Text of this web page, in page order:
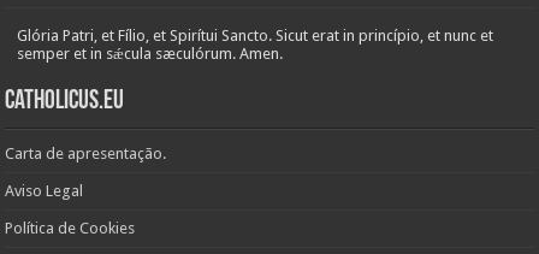
Glória Patri, et Fílio, et Spirítui Sancto. Sicut erat in princípio, et nunc et
semper et in sǽcula sæculórum. Amen.
Catholicus.eu
Carta de apresentação.
Aviso Legal
Política de Cookies